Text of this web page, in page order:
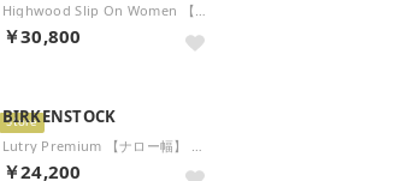
Highwood Slip On Women 【ナロー幅】 （チョコレート）
￥30,800
Store
BIRKENSTOCK
Lutry Premium 【ナロー幅】 （ミンク）
￥24,200